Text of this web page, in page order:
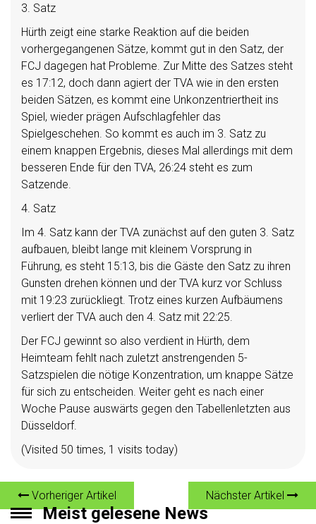
3. Satz
Hürth zeigt eine starke Reaktion auf die beiden
vorhergegangenen Sätze, kommt gut in den Satz, der
FCJ dagegen hat Probleme. Zur Mitte des Satzes steht
es 17:12, doch dann agiert der TVA wie in den ersten
beiden Sätzen, es kommt eine Unkonzentriertheit ins
Spiel, wieder prägen Aufschlagfehler das
Spielgeschehen. So kommt es auch im 3. Satz zu
einem knappen Ergebnis, dieses Mal allerdings mit dem
besseren Ende für den TVA, 26:24 steht es zum
Satzende.
4. Satz
Im 4. Satz kann der TVA zunächst auf den guten 3. Satz
aufbauen, bleibt lange mit kleinem Vorsprung in
Führung, es steht 15:13, bis die Gäste den Satz zu ihren
Gunsten drehen können und der TVA kurz vor Schluss
mit 19:23 zurückliegt. Trotz eines kurzen Aufbäumens
verliert der TVA auch den 4. Satz mit 22:25.
Der FCJ gewinnt so also verdient in Hürth, dem
Heimteam fehlt nach zuletzt anstrengenden 5-
Satzspielen die nötige Konzentration, um knappe Sätze
für sich zu entscheiden. Weiter geht es nach einer
Woche Pause auswärts gegen den Tabellenletzten aus
Düsseldorf.
(Visited 50 times, 1 visits today)
Vorheriger Artikel Nächster Artikel
Meist gelesene News